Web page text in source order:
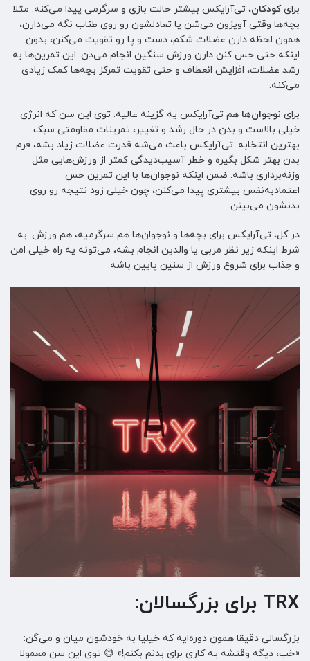
برایکودکان، تی‌آر‌ایکس بیشتر حالت بازی و سرگرمی پیدا می‌کنه. مثلا
بچه‌ها وقتی آویزون می‌شن یا تعادلشون رو روی طناب نگه می‌دارن،
همون لحظه دارن عضلات شکم، دست و پا رو تقویت می‌کنن، بدون
اینکه حتی حس کنن دارن ورزش سنگین انجام می‌دن. این تمرین‌ها به
رشد عضلات، افزایش انعطاف و حتی تقویت تمرکز بچه‌ها کمک زیادی
می‌کنه.
برای نوجوان‌ها هم تی‌آر‌ایکس یه گزینه عالیه. توی این سن که انرژی
خیلی بالاست و بدن در حال رشد و تغییر، تمرینات مقاومتی سبک
بهترین انتخابه. تی‌آر‌ایکس باعث می‌شه قدرت عضلات زیاد بشه، فرم
بدن بهتر شکل بگیره و خطر آسیب‌دیدگی کمتر از ورزش‌هایی مثل
وزنه‌برداری باشه. ضمن اینکه نوجوان‌ها با این تمرین حس
اعتمادبه‌نفس بیشتری پیدا می‌کنن، چون خیلی زود نتیجه رو روی
بدنشون می‌بینن.
در کل، تی‌آر‌ایکس برای بچه‌ها و نوجوان‌ها هم سرگرمیه، هم ورزش. به
شرط اینکه زیر نظر مربی یا والدین انجام بشه، می‌تونه یه راه خیلی امن
و جذاب برای شروع ورزش از سنین پایین باشه.
TRX برای بزرگسالان:
بزرگسالی دقیقا همون دوره‌ایه که خیلیا به خودشون میان و می‌گن:
«خب، دیگه وقتشه یه کاری برای بدنم بکنم!» 😅 توی این سن معمولا